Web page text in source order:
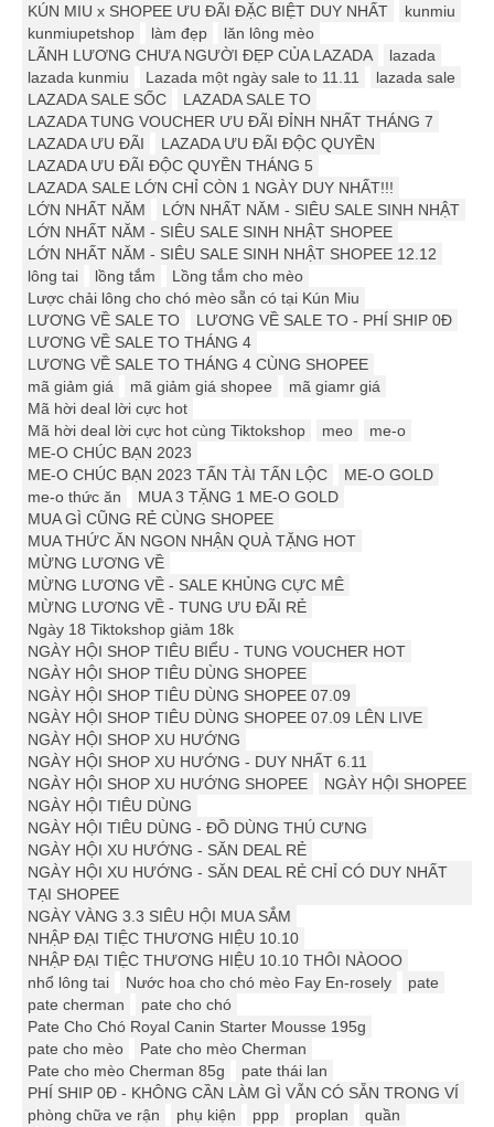
KÚN MIU x SHOPEE ƯU ĐÃI ĐẶC BIỆT DUY NHẤT
kunmiu
kunmiupetshop
làm đẹp
lăn lông mèo
LÃNH LƯƠNG CHƯA NGƯỜI ĐẸP CỦA LAZADA
lazada
lazada kunmiu
Lazada một ngày sale to 11.11
lazada sale
LAZADA SALE SỐC
LAZADA SALE TO
LAZADA TUNG VOUCHER ƯU ĐÃI ĐỈNH NHẤT THÁNG 7
LAZADA ƯU ĐÃI
LAZADA ƯU ĐÃI ĐỘC QUYỀN
LAZADA ƯU ĐÃI ĐỘC QUYỀN THÁNG 5
LAZADA SALE LỚN CHỈ CÒN 1 NGÀY DUY NHẤT!!!
LỚN NHẤT NĂM
LỚN NHẤT NĂM - SIÊU SALE SINH NHẬT
LỚN NHẤT NĂM - SIÊU SALE SINH NHẬT SHOPEE
LỚN NHẤT NĂM - SIÊU SALE SINH NHẬT SHOPEE 12.12
lông tai
lồng tắm
Lồng tắm cho mèo
Lược chải lông cho chó mèo sẵn có tại Kún Miu
LƯƠNG VỀ SALE TO
LƯƠNG VỀ SALE TO - PHÍ SHIP 0Đ
LƯƠNG VỀ SALE TO THÁNG 4
LƯƠNG VỀ SALE TO THÁNG 4 CÙNG SHOPEE
mã giảm giá
mã giảm giá shopee
mã giamr giá
Mã hời deal lời cực hot
Mã hời deal lời cực hot cùng Tiktokshop
meo
me-o
ME-O CHÚC BẠN 2023
ME-O CHÚC BẠN 2023 TẤN TÀI TẤN LỘC
ME-O GOLD
me-o thức ăn
MUA 3 TẶNG 1 ME-O GOLD
MUA GÌ CŨNG RẺ CÙNG SHOPEE
MUA THỨC ĂN NGON NHẬN QUÀ TẶNG HOT
MỪNG LƯƠNG VỀ
MỪNG LƯƠNG VỀ - SALE KHỦNG CỰC MÊ
MỪNG LƯƠNG VỀ - TUNG ƯU ĐÃI RẺ
Ngày 18 Tiktokshop giảm 18k
NGÀY HỘI SHOP TIÊU BIỂU - TUNG VOUCHER HOT
NGÀY HỘI SHOP TIÊU DÙNG SHOPEE
NGÀY HỘI SHOP TIÊU DÙNG SHOPEE 07.09
NGÀY HỘI SHOP TIÊU DÙNG SHOPEE 07.09 LÊN LIVE
NGÀY HỘI SHOP XU HƯỚNG
NGÀY HỘI SHOP XU HƯỚNG - DUY NHẤT 6.11
NGÀY HỘI SHOP XU HƯỚNG SHOPEE
NGÀY HỘI SHOPEE
NGÀY HỘI TIÊU DÙNG
NGÀY HỘI TIÊU DÙNG - ĐỒ DÙNG THÚ CƯNG
NGÀY HỘI XU HƯỚNG - SĂN DEAL RẺ
NGÀY HỘI XU HƯỚNG - SĂN DEAL RẺ CHỈ CÓ DUY NHẤT
TẠI SHOPEE
NGÀY VÀNG 3.3 SIÊU HỘI MUA SẮM
NHẬP ĐẠI TIỆC THƯƠNG HIỆU 10.10
NHẬP ĐẠI TIỆC THƯƠNG HIỆU 10.10 THÔI NÀOOO
nhổ lông tai
Nước hoa cho chó mèo Fay En-rosely
pate
pate cherman
pate cho chó
Pate Cho Chó Royal Canin Starter Mousse 195g
pate cho mèo
Pate cho mèo Cherman
Pate cho mèo Cherman 85g
pate thái lan
PHÍ SHIP 0Đ - KHÔNG CẦN LÀM GÌ VẪN CÓ SẴN TRONG VÍ
phòng chữa ve rận
phụ kiện ppp proplan
quần